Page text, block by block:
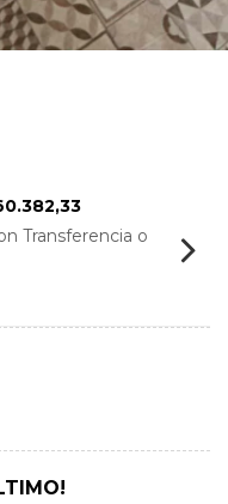
Transferencia o